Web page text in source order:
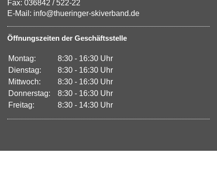
Fax: 036842 / 522-22
E-Mail: info@thueringer-skiverband.de
Öffnungszeiten der Geschäftsstelle
Montag:
8:30 - 16:30 Uhr
Dienstag:
8:30 - 16:30 Uhr
Mittwoch:
8:30 - 16:30 Uhr
Donnerstag:
8:30 - 16:30 Uhr
Freitag:
8:30 - 14:30 Uhr